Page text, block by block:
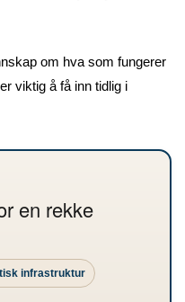
om hva som fungerer
viktig å få inn tidlig i
en rekke
infrastruktur